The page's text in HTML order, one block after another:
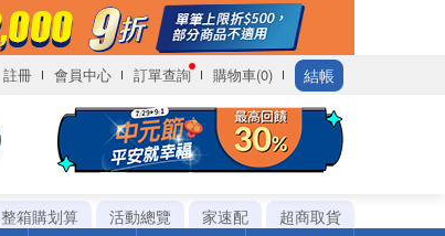
註冊 會員中心 訂單查詢 購物車(0) 結帳
整箱購划算 活動總覽 家速配
超商取貨